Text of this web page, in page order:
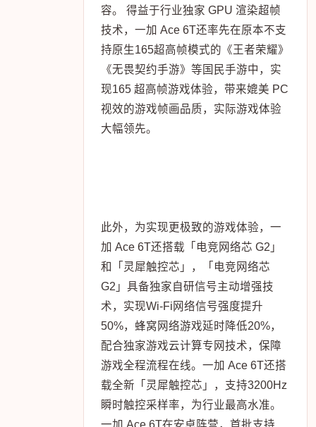
容。 得益于行业独家 GPU 渲染超帧
技术，一加 Ace 6T还率先在原本不支
持原生165超高帧模式的《王者荣耀》
《无畏契约手游》等国民手游中，实
现165 超高帧游戏体验，带来媲美 PC
视效的游戏帧画品质，实际游戏体验
大幅领先。
此外，为实现更极致的游戏体验，一
加 Ace 6T还搭载「电竞网络芯 G2」
和「灵犀触控芯」，「电竞网络芯
G2」具备独家自研信号主动增强技
术，实现Wi-Fi网络信号强度提升
50%，蜂窝网络游戏延时降低20%，
配合独家游戏云计算专网技术，保障
游戏全程流程在线。一加 Ace 6T还搭
载全新「灵犀触控芯」，支持3200Hz
瞬时触控采样率，为行业最高水准。
一加 Ace 6T在安卓阵营，首批支持